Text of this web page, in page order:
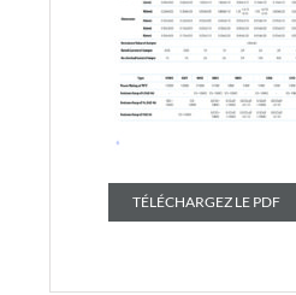
TÉLÉCHARGEZ LE PDF